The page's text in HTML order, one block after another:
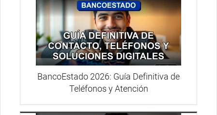
BancoEstado 2026: Guía Definitiva de
Teléfonos y Atención